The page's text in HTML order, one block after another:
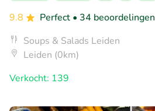
9.8
Perfect • 34 beoordelingen
Soups & Salads Leiden
Leiden (0km)
Verkocht: 139